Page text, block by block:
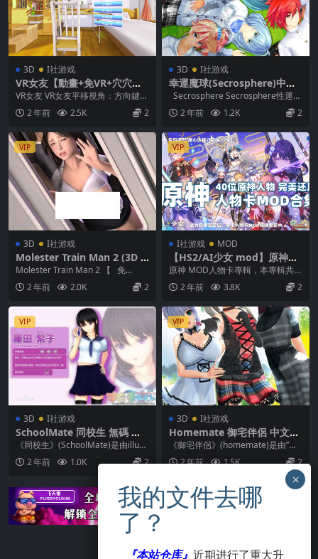
3D I社游戏
VR女友【動畫+免VR+穴穴無
碼+攻略】(2.29GB RAR)
VR女友 VR女友平移視角：方向鍵
——前後左右| HOME、END、PG
UP、P...
2 年前 2.5K 2
3D I社游戏
幸運魔球(Secrosphere)中文
版 無碼版本 下載 (ZIP 1.28G
Secrosphere Secrosphere性運魔
球illusi...
2 年前 1.2K 2
VIP
3D I社游戏
Molester Train Man 2 (3D G
ame)
Molester Train Man 2 【 免...
2 年前
2.0K 2
VIP
I社游戏 MOD
【HS2/AI少女 mod】原神M
OD合集（近40套精品S級mo
d合集包更新）
原神 MOD人物卡專輯，本專輯共包
含約40套原神MOD，精修人物卡，
含MOD。以...
2 年前 3.8K 2
VIP
3D I社游戏
SchoolMate 同校生 無碼 中
文
《同校生》(SchoolMate)是由illusi
on製作的一款成人向遊戲，發行...
2 年前 1.0K 2
VIP
3D I社游戏
Homemate 御宅伴侶 中文+
MOD
《御宅伴侶》(homemate)是由”日
本i社”出品的以戀愛，養成，戰鬥為
主的R...
2 年前 1.5K 2
『本站仓库』 近期进行了重大升